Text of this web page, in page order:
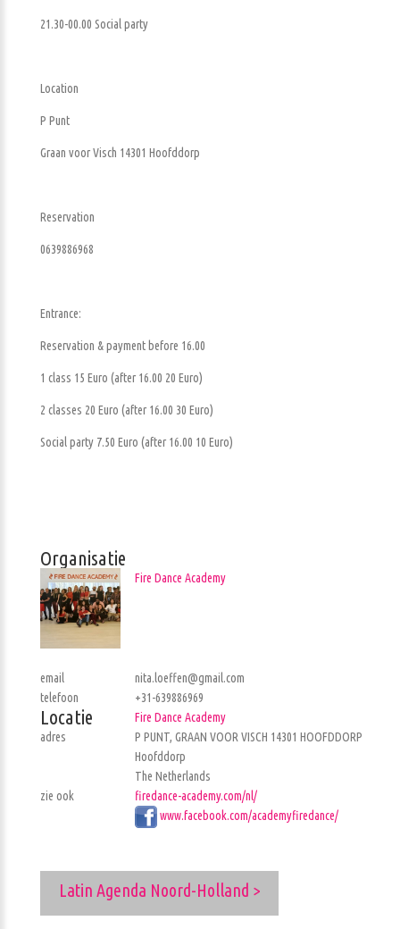
21.30-00.00 Social party
Location
P Punt
Graan voor Visch 14301 Hoofddorp
Reservation
0639886968
Entrance:
Reservation & payment before 16.00
1 class 15 Euro (after 16.00 20 Euro)
2 classes 20 Euro (after 16.00 30 Euro)
Social party 7.50 Euro (after 16.00 10 Euro)
Organisatie
Fire Dance Academy
email
nita.loeffen@gmail.com
telefoon
+31-639886969
Locatie
Fire Dance Academy
adres
P PUNT, GRAAN VOOR VISCH 14301 HOOFDDORP
Hoofddorp
The Netherlands
zie ook
firedance-academy.com/nl/
www.facebook.com/academyfiredance/
Latin Agenda Noord-Holland >